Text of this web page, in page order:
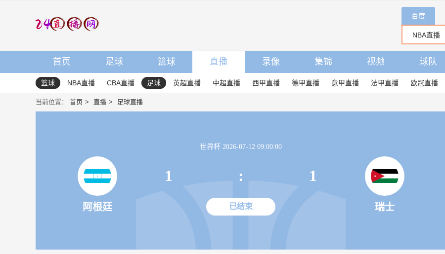
百度
首页 足球 篮球 直播 录像 集锦 视频 球队
篮球 NBA直播 CBA直播 足球 英超直播 中超直播 西甲直播 德甲直播 意甲直播 法甲直播 欧冠直播
当前位置： 首页 直播 足球直播
世界杯 2026-07-12 09:00:00
阿根廷
1 : 1
已结束 瑞士